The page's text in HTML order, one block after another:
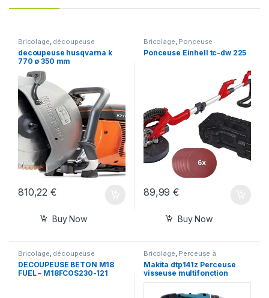
Bricolage découpeuse
thermique makita
decoupeuse husqvarna k
770 ø 350 mm
810,22€
Buy Now
Bricolage Ponceuse
excentrique
Ponceuse Einhell tc-dw 225
89,99€
Buy Now
Bricolage, découpeuse
thermique makita
DÉCOUPEUSE BÉTON M18
FUEL – M18FCOS230-121
Bricolage, Perceuse à
percussion sans fil
Makita dtp141z Perceuse
visseuse multifonction